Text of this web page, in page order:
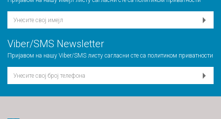
Viber/SMS Newsletter
Пријавом на нашу Viber/SMS листу сагласни сте са политиком приватности